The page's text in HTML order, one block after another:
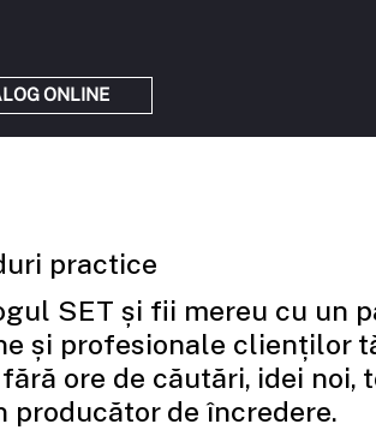
ONLINE
practice
SET și fii mereu cu un
și profesionale clienților
ore de căutări, idei noi,
producător de încredere.